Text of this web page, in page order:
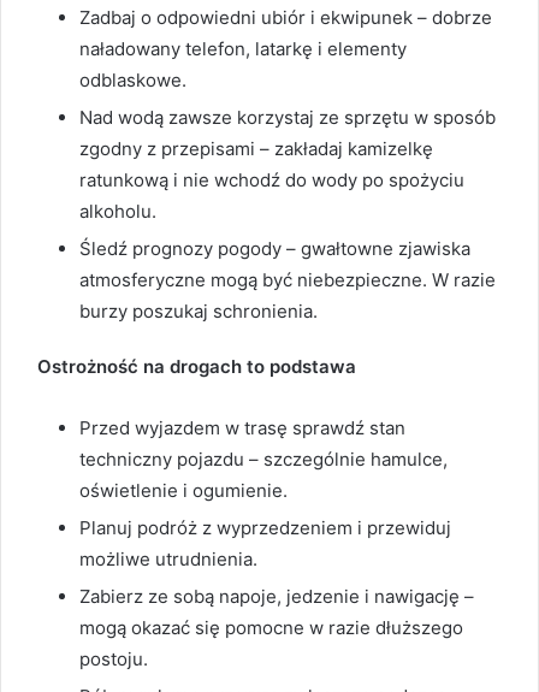
Zadbaj o odpowiedni ubiór i ekwipunek – dobrze
naładowany telefon, latarkę i elementy
odblaskowe.
Nad wodą zawsze korzystaj ze sprzętu w sposób
zgodny z przepisami – zakładaj kamizelkę
ratunkową i nie wchodź do wody po spożyciu
alkoholu.
Śledź prognozy pogody – gwałtowne zjawiska
atmosferyczne mogą być niebezpieczne. W razie
burzy poszukaj schronienia.
Ostrożność na drogach to podstawa
Przed wyjazdem w trasę sprawdź stan
techniczny pojazdu – szczególnie hamulce,
oświetlenie i ogumienie.
Planuj podróż z wyprzedzeniem i przewiduj
możliwe utrudnienia.
Zabierz ze sobą napoje, jedzenie i nawigację –
mogą okazać się pomocne w razie dłuższego
postoju.